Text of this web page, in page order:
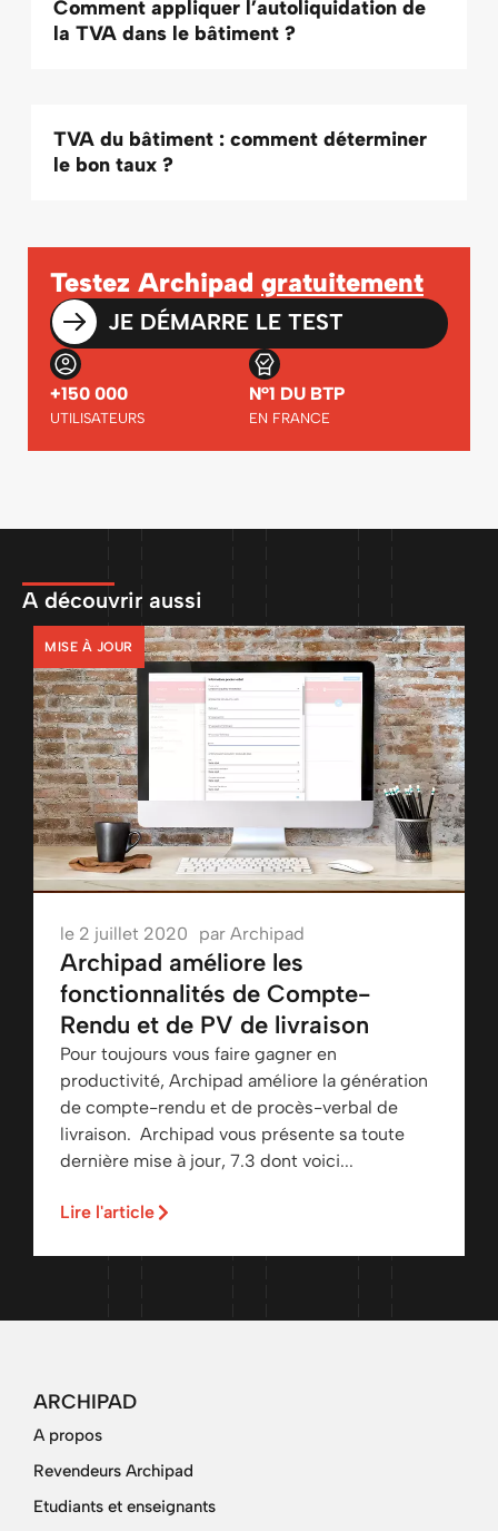
Comment appliquer l’autoliquidation de
la TVA dans le bâtiment ?
TVA du bâtiment : comment déterminer
le bon taux ?
Testez Archipad gratuitement
JE DÉMARRE LE TEST
+150 000
UTILISATEURS
N°1 DU BTP
EN FRANCE
A découvrir aussi
MISE À JOUR
le 2 juillet 2020 par Archipad
Archipad améliore les
fonctionnalités de Compte-
Rendu et de PV de livraison
Pour toujours vous faire gagner en
productivité, Archipad améliore la génération
de compte-rendu et de procès-verbal de
livraison. Archipad vous présente sa toute
dernière mise à jour, 7.3 dont voici...
Lire l'article
ARCHIPAD
A propos
Revendeurs Archipad
Etudiants et enseignants